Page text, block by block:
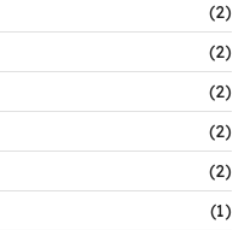
(2)
(2)
(2)
(2)
(2)
(1)